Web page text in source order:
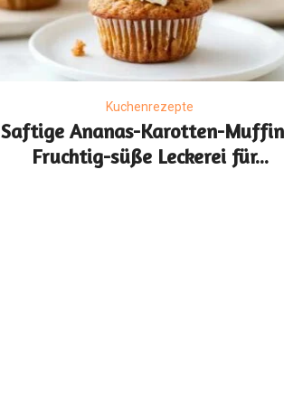
Kuchenrezepte
Saftige Ananas-Karotten-
Fruchtig-süße Leckerei für...